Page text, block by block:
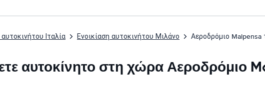
αυτοκινήτου Ιταλία Ενοικίαση αυτοκινήτου Μιλάνο Αεροδρόμιο Malpensa
αυτοκίνητο στη χώρα Αεροδρόμιο